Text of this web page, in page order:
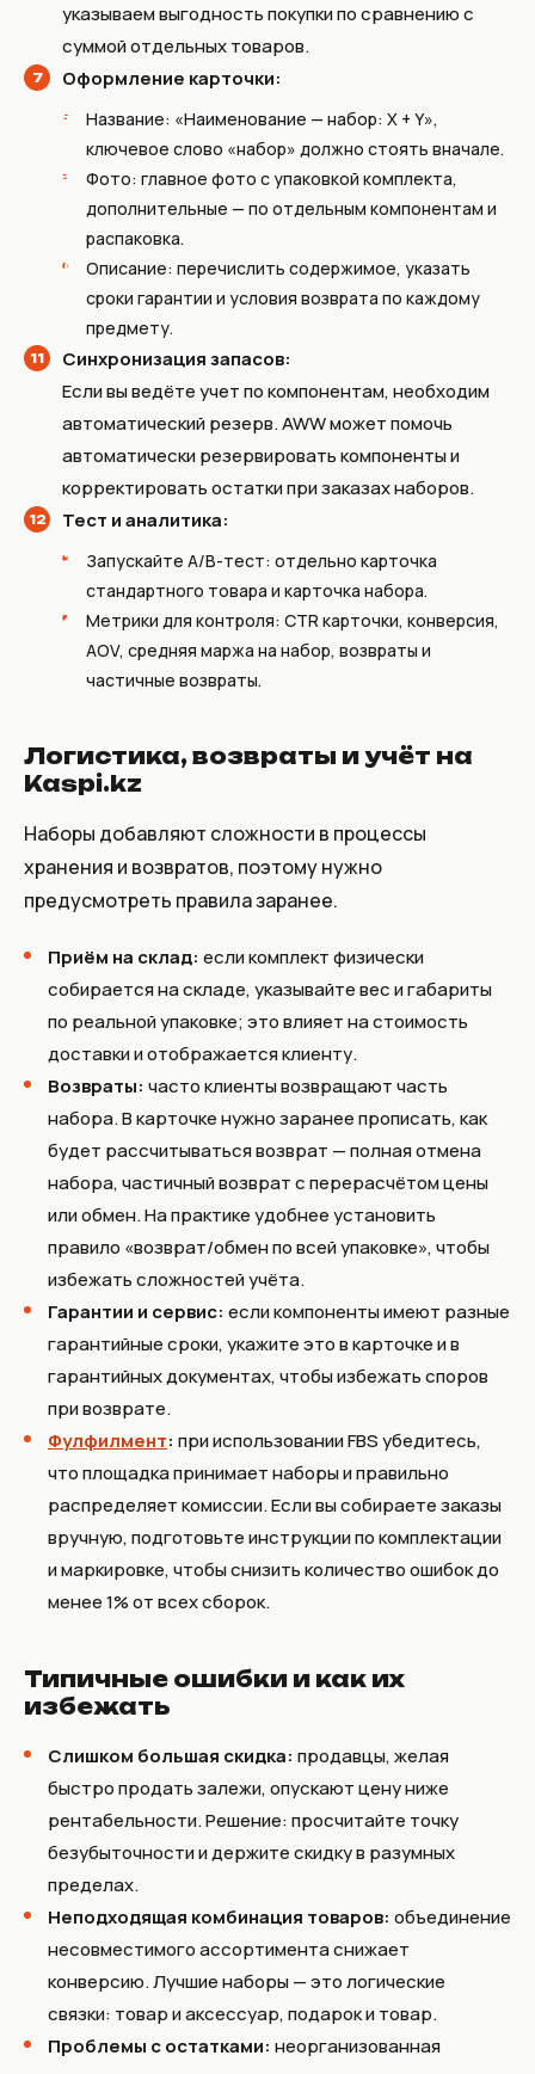
указываем выгодность покупки по сравнению с
суммой отдельных товаров.
Оформление карточки:
Название: «Наименование — набор: X + Y»,
ключевое слово «набор» должно стоять вначале.
Фото: главное фото с упаковкой комплекта,
дополнительные — по отдельным компонентам и
распаковка.
Описание: перечислить содержимое, указать
сроки гарантии и условия возврата по каждому
предмету.
Синхронизация запасов:
Если вы ведёте учет по компонентам, необходим
автоматический резерв. AWW может помочь
автоматически резервировать компоненты и
корректировать остатки при заказах наборов.
Тест и аналитика:
Запускайте A/B-тест: отдельно карточка
стандартного товара и карточка набора.
Метрики для контроля: CTR карточки, конверсия,
AOV, средняя маржа на набор, возвраты и
частичные возвраты.
Логистика, возвраты и учёт на
Kaspi.kz
Наборы добавляют сложности в процессы
хранения и возвратов, поэтому нужно
предусмотреть правила заранее.
Приём на склад: если комплект физически
собирается на складе, указывайте вес и габариты
по реальной упаковке; это влияет на стоимость
доставки и отображается клиенту.
Возвраты: часто клиенты возвращают часть
набора. В карточке нужно заранее прописать, как
будет рассчитываться возврат — полная отмена
набора, частичный возврат с перерасчётом цены
или обмен. На практике удобнее установить
правило «возврат/обмен по всей упаковке», чтобы
избежать сложностей учёта.
Гарантии и сервис: если компоненты имеют разные
гарантийные сроки, укажите это в карточке и в
гарантийных документах, чтобы избежать споров
при возврате.
Фулфилмент: при использовании FBS убедитесь,
что площадка принимает наборы и правильно
распределяет комиссии. Если вы собираете заказы
вручную, подготовьте инструкции по комплектации
и маркировке, чтобы снизить количество ошибок до
менее 1%от всех сборок.
Типичные ошибки и как их
избежать
Слишком большая скидка: продавцы, желая
быстро продать залежи, опускают цену ниже
рентабельности. Решение: просчитайте точку
безубыточности и держите скидку в разумных
пределах.
Неподходящая комбинация товаров: объединение
несовместимого ассортимента снижает
конверсию. Лучшие наборы — это логические
связки: товар и аксессуар, подарок и товар.
Проблемы с остатками: неорганизованная